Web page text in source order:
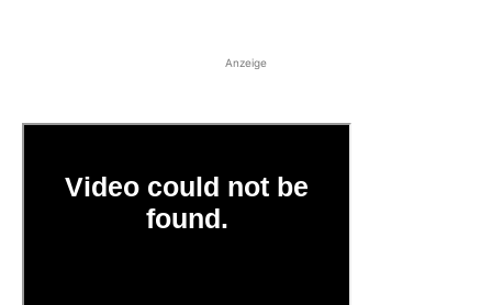
Anzeige